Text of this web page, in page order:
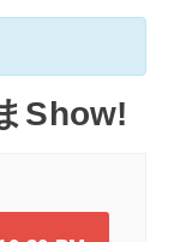
Show!